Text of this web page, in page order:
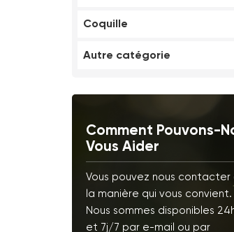
Coquille
Autre catégorie
Comment Pouvons-
Vous Aider
Vous pouvez nous contacter
la manière qui vous convient.
Nous sommes disponibles
et 7j/7 par e-mail ou par